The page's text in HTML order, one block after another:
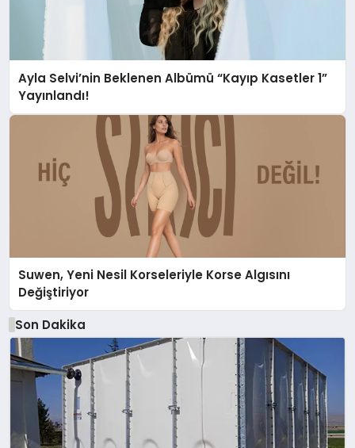
Ayla Selvi’nin Beklenen Albümü “Kayıp Kasetler 1”
Yayınlandı!
Suwen, Yeni Nesil Korseleriyle Korse Algısını
Değiştiriyor
Son Dakika